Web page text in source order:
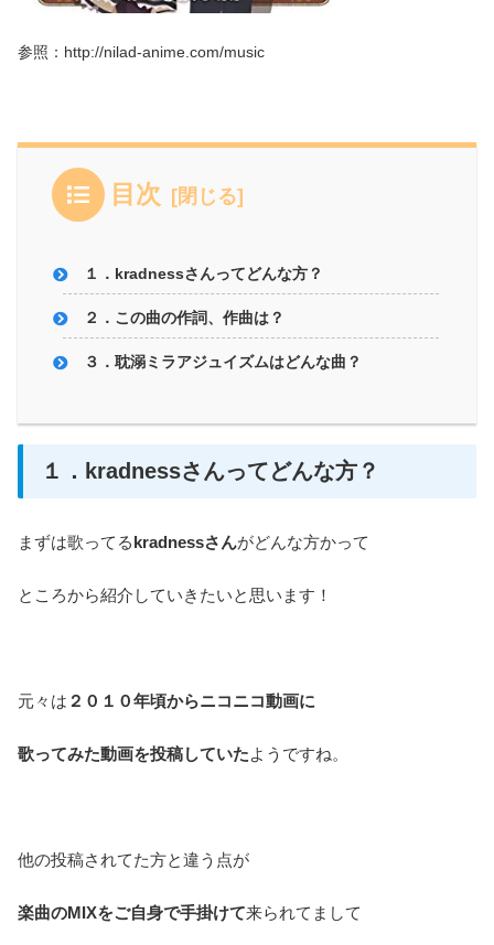
参照：http://nilad-anime.com/music
目次
１．kradnessさんってどんな方？
２．この曲の作詞、作曲は？
３．耽溺ミラアジュイズムはどんな曲？
１．kradnessさんってどんな方？
まずは歌ってるkradnessさんがどんな方かって
ところから紹介していきたいと思います！
元々は ２０１０年頃からニコニコ動画に
歌ってみた動画を投稿していたようですね。
他の投稿されてた方と違う点が
楽曲のMIXをご自身で手掛けて来られてまして